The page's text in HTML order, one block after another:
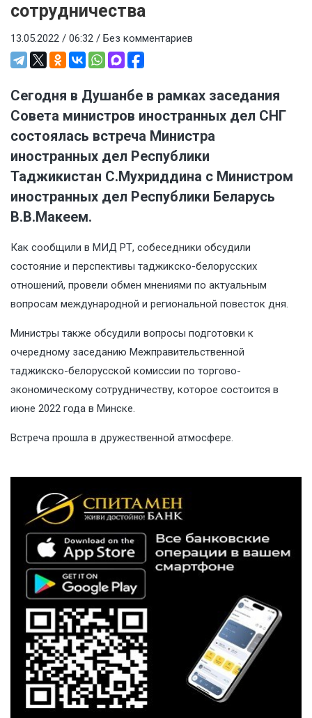
сотрудничества
13.05.2022 / 06:32 / Без комментариев
Сегодня в Душанбе в рамках заседания
Совета министров иностранных дел СНГ
состоялась встреча Министра
иностранных дел Республики
Таджикистан С.Мухриддина с Министром
иностранных дел Республики Беларусь
В.В.Макеем.
Как сообщили в МИД РТ, собеседники обсудили
состояние и перспективы таджикско-белорусских
отношений, провели обмен мнениями по актуальным
вопросам международной и региональной повесток дня.
Министры также обсудили вопросы подготовки к
очередному заседанию Межправительственной
таджикско-белорусской комиссии по торгово-
экономическому сотрудничеству, которое состоится в
июне 2022 года в Минске.
Встреча прошла в дружественной атмосфере.